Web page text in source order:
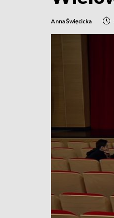
Anna Święcicka